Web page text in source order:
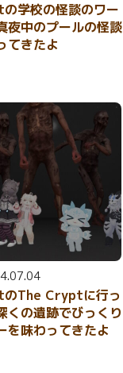
学校の怪談のワー
夜中のプールの怪談
てきたよ
:
のThe Cryptに行っ
くの遺跡でびっくり
を味わってきたよ